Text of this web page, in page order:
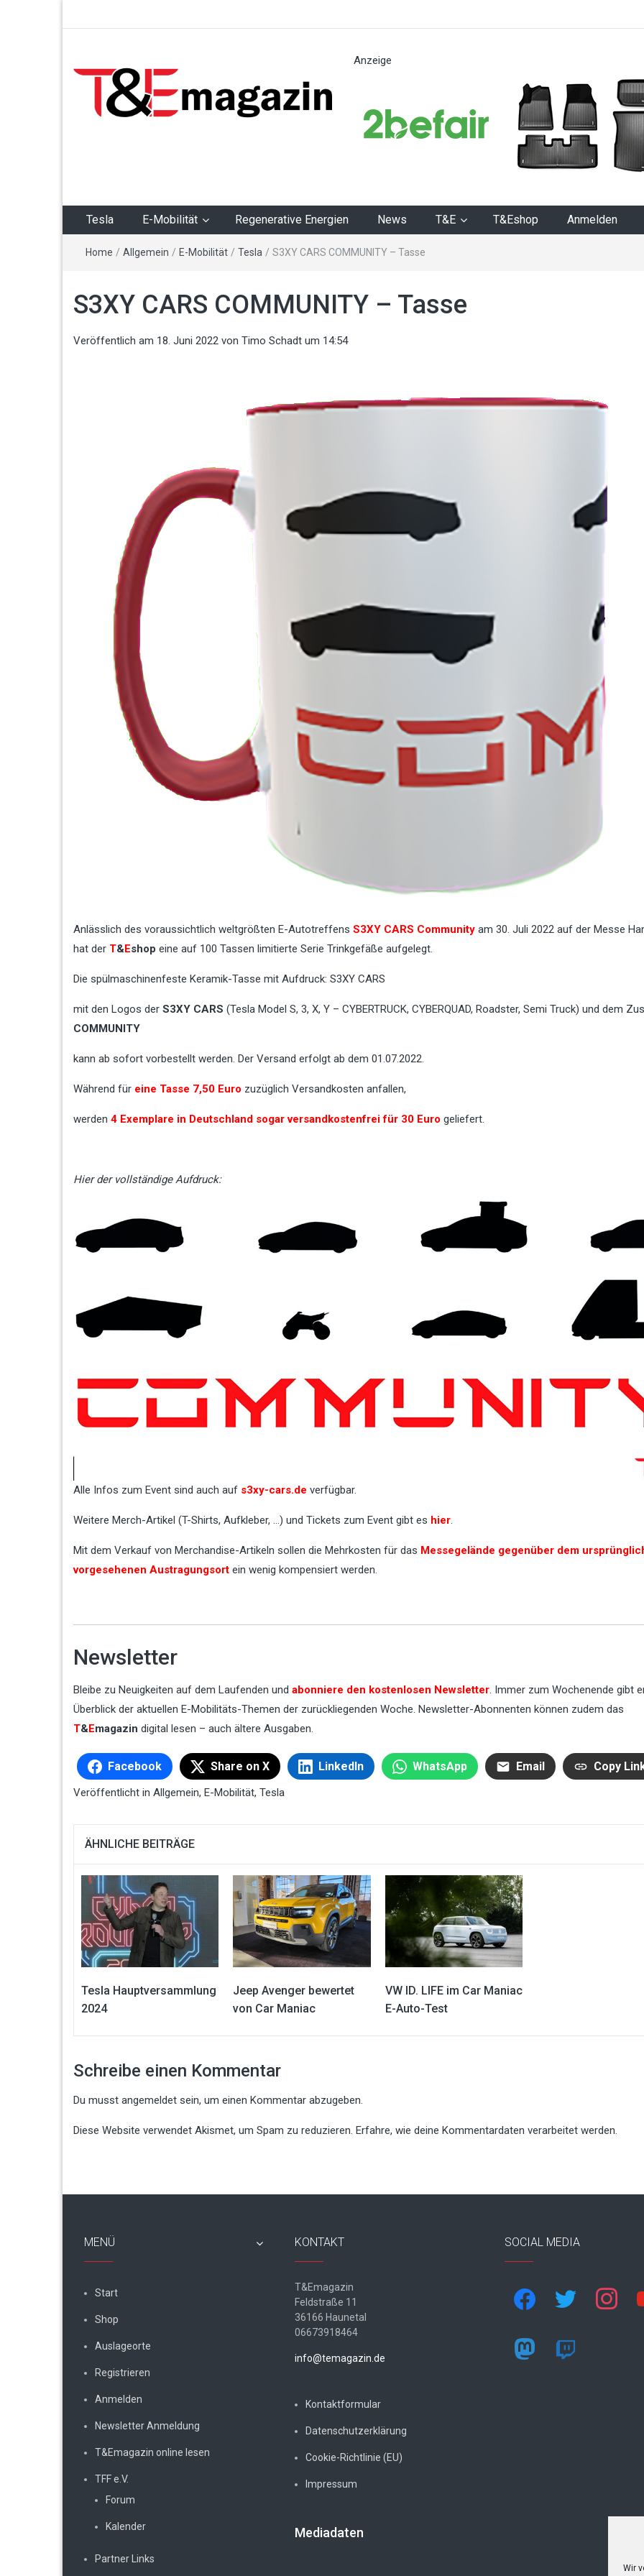
Wir
Regenerative Energien
Anzeige
Tesla E-Mobilität Regenerative Energien News T&E T&Eshop Anmelden
Home / Allgemein / E-Mobilität / Tesla / S3XY CARS COMMUNITY – Tasse
S3XY CARS COMMUNITY – Tasse
Veröffentlich am 18. Juni 2022 von Timo Schadt um 14:54
Anlässlich des voraussichtlich weltgrößten E-Autotreffens S3XY CARS Community am 30. Juli 2022 auf der Messe
hat der T&Eshop eine auf 100 Tassen limitierte Serie Trinkgefäße aufgelegt.
Die spülmaschinenfeste Keramik-Tasse mit Aufdruck: S3XY CARS
mit den Logos der S3XY CARS (Tesla Model S, 3, X, Y – CYBERTRUCK, CYBERQUAD, Roadster, Semi Truck) und dem
COMMUNITY
kann ab sofort vorbestellt werden. Der Versand erfolgt ab dem 01.07.2022.
Während für eine Tasse 7,50 Euro zuzüglich Versandkosten anfallen,
werden 4 Exemplare in Deutschland sogar versandkostenfrei für 30 Euro geliefert.
Hier der vollständige Aufdruck:
Alle Infos zum Event sind auch auf s3xy-cars.de verfügbar.
Weitere Merch-Artikel (T-Shirts, Aufkleber, …) und Tickets zum Event gibt es hier
Mit dem Verkauf von Merchandise-Artikeln sollen die Mehrkosten für das Messegelände gegenüber dem
vorgesehenen Austragungsort ein wenig kompensiert werden.
Newsletter
Bleibe zu Neuigkeiten auf dem Laufenden und abonniere den kostenlosen Newsletter. Immer zum Wochenende gibt
Überblick der aktuellen E-Mobilitäts-Themen der zurückliegenden Woche. Newsletter-Abonnenten können zudem das
T&Emagazin digital lesen – auch ältere Ausgaben.
Facebook Share on X LinkedIn WhatsApp Email Copy
Veröffentlicht in Allgemein, E-Mobilität, Tesla
ÄHNLICHE BEITRÄGE
Tesla Hauptversammlung
2024
Jeep Avenger bewertet
von Car Maniac
VW ID. LIFE im Car Maniac
E-Auto-Test
Schreibe einen Kommentar
Du musst angemeldet sein, um einen Kommentar abzugeben.
Diese Website verwendet Akismet, um Spam zu reduzieren. Erfahre, wie deine Kommentardaten verarbeitet werden.
MENÜ
Start
Shop
Auslageorte
Registrieren
Anmelden
Newsletter Anmeldung
T&Emagazin online lesen
TFF e.V.
Forum
Kalender
Partner Links
KONTAKT
T&Emagazin
Feldstraße 11
36166 Haunetal
06673918464
info@temagazin.de
Kontaktformular
Datenschutzerklärung
Cookie-Richtlinie (EU)
Impressum
Mediadaten
SOCIAL MEDIA
facebook twitter instagram
mastodon twitch